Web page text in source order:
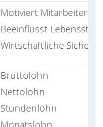
Motiviert Mitarbeiter
Beeinflusst
Wirtschaftliche
Bruttolohn
Nettolohn
Stundenlohn
Monatslohn